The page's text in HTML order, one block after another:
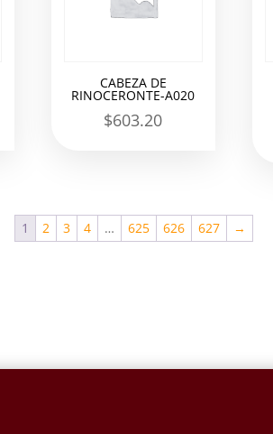
CABEZA DE
RINOCERONTE-A020
$603.20
1 2 3 4 … 625 626 627 →